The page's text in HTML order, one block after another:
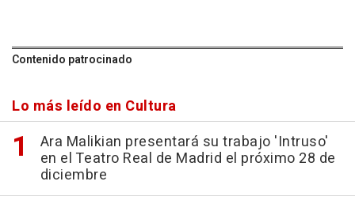
Contenido patrocinado
Lo más leído en Cultura
Ara Malikian presentará su trabajo 'Intruso'
en el Teatro Real de Madrid el próximo 28 de
diciembre